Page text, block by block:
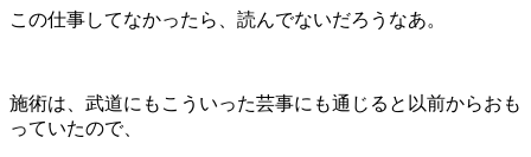
この仕事してなかったら、読んでないだろうなあ。
施術は、武道にもこういった芸事にも通じると以前からおも
っていたので、